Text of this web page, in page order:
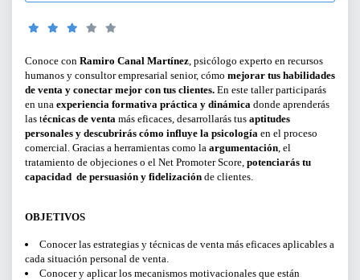
SERVICIO DE OFERTAS DE EMPLEO
PARA PYMES
TIPO DE CONTENIDO:
CICLOS Y PROGRAMAS
CONFERENCIAS Y MESAS REDONDAS
CURSOS Y TALLERES
Conoce con Ramiro Canal Martínez , psicólogo experto en recursos
humanos y consultor empresarial senior, cómo mejorar tus habilidades
de venta y conectar mejor con tus clientes. En este taller participarás
en una experiencia formativa práctica y dinámica donde aprenderás
las técnicas de venta más eficaces, desarrollarás tus aptitudes
personales y descubrirás cómo influye la psicología en el proceso
comercial. Gracias a herramientas como la argumentación , el
tratamiento de objeciones o el Net Promoter Score, potenciarás tu
capacidad de persuasión y fidelización de clientes.
OBJETIVOS
Conocer las estrategias y técnicas de venta más eficaces aplicables a
cada situación personal de venta.
Conocer y aplicar los mecanismos motivacionales que están